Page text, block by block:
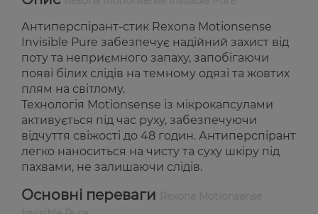
Антиперспірант-стик Rexona Motionsense
Invisible Pure забезпечує надійний захист від
поту та неприємного запаху, запобігаючи
появі білих слідів на темному одязі та жовтих
плям на світлому.
Технологія Motionsense із мікрокапсулами
активується під час руху, забезпечуючи
відчуття свіжості до 48 годин. Антиперспірант
легко наноситься на чисту та суху шкіру під
пахвами, не залишаючи слідів.
Основні переваги